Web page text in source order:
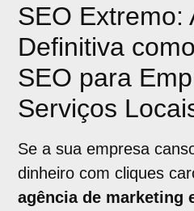
SEO Extremo:
Definitiva
SEO para
Serviços
Se a sua empresa
dinheiro com cliques
agência de marketing